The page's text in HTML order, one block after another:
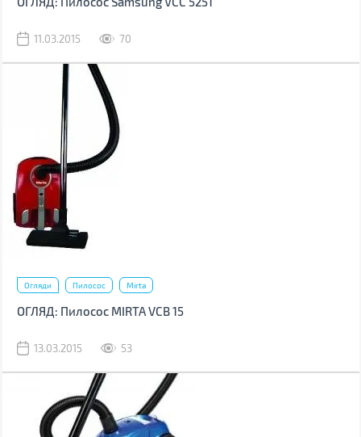
11.03.2015 70
Огляди Пилосос Mirta
ОГЛЯД: Пилосос MIRTA VCB 15
13.03.2015 53